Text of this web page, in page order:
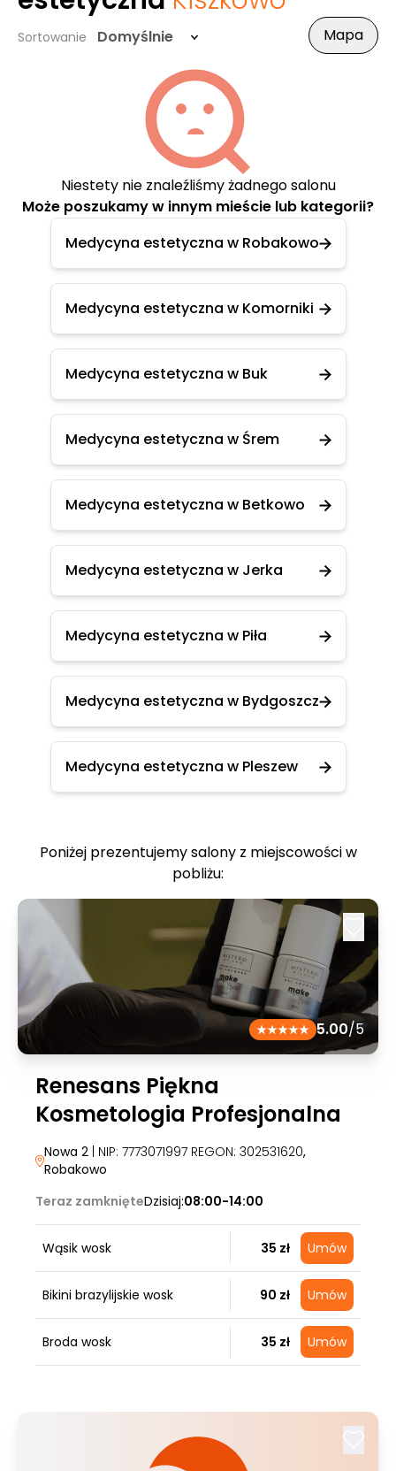
Sortowanie Domyślnie Mapa
Niestety nie znaleźliśmy żadnego salonu
Może poszukamy w innym mieście lub kategorii?
Medycyna estetyczna w Robakowo
Medycyna estetyczna w Komorniki
Medycyna estetyczna w Buk
Medycyna estetyczna w Śrem
Medycyna estetyczna w Betkowo
Medycyna estetyczna w Jerka
Medycyna estetyczna w Piła
Medycyna estetyczna w Bydgoszcz
Medycyna estetyczna w Pleszew
Poniżej prezentujemy salony z miejscowości w
pobliżu:
5.00/5
Renesans Piękna
Kosmetologia Profesjonalna
Nowa 2| NIP: 7773071997 REGON: 302531620,
Robakowo
Teraz zamknięteDzisiaj:08:00-14:00
Wąsik wosk 35 zł Umów
Bikini brazylijskie wosk 90 zł Umów
Broda wosk 35 zł Umów